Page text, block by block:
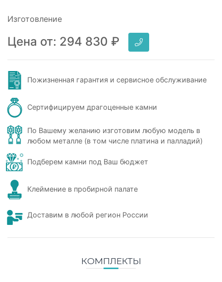
Изготовление
Цена от: 294 830 ₽
Пожизненная гарантия и сервисное обслуживание
Сертифицируем драгоценные камни
По Вашему желанию изготовим любую модель в
любом металле (в том числе платина и палладий)
Подберем камни под Ваш бюджет
Клеймение в пробирной палате
Доставим в любой регион России
КОМПЛЕКТЫ